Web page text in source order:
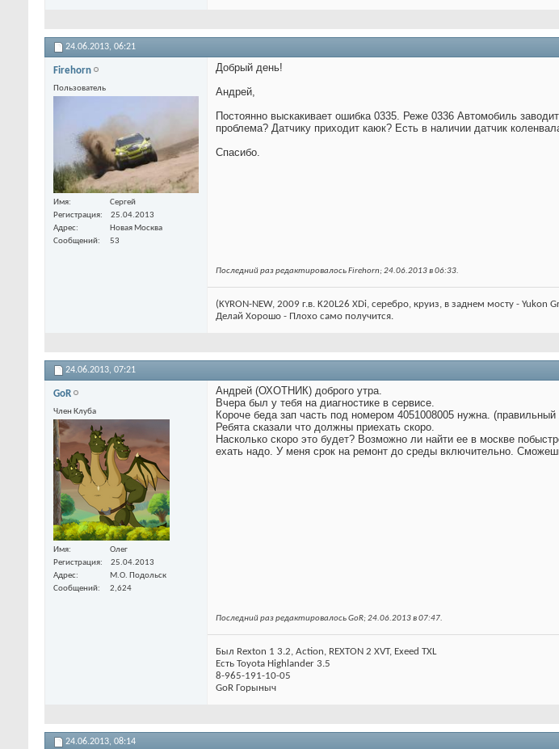
24.06.2013, 06:21
Firehorn
Пользователь
Имя
Сергей
Регистрация
25.04.2013
Адрес
Новая Москва
Сообщений
53
Добрый день!
Андрей,
Постоянно выскакивает ошибка 0335. Реже 0336 Автомобиль
проблема? Датчику приходит каюк? Есть в наличии датчик
Спасибо.
Последний раз редактировалось Firehorn; 24.06.2013 в06:33.
(KYRON-NEW, 2009 г.в. K20L26 XDi, серебро, круиз, в заднем мосту -
Делай Хорошо - Плохо само получится.
24.06.2013, 07:21
GoR
Член Клуба
Имя
Олег
Регистрация
25.04.2013
Адрес
М.О. Подольск
Сообщений
2,624
Андрей (ОХОТНИК) доброго утра.
Вчера был у тебя на диагностике в сервисе.
Короче беда зап часть под номером 4051008005 нужна.
Ребята сказали что должны приехать скоро.
Насколько скоро это будет? Возможно ли найти ее в москве
ехать надо. У меня срок на ремонт до среды включительно.
Последний раз редактировалось GoR; 24.06.2013 в07:47.
Был Rexton 1 3.2, Action, REXTON 2 XVT, Exeed TXL
Есть Toyota Highlander 3.5
8-965-191-10-05
GoR Горыныч
24.06.2013, 08:14